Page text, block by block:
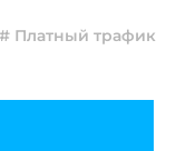
# Платный трафик